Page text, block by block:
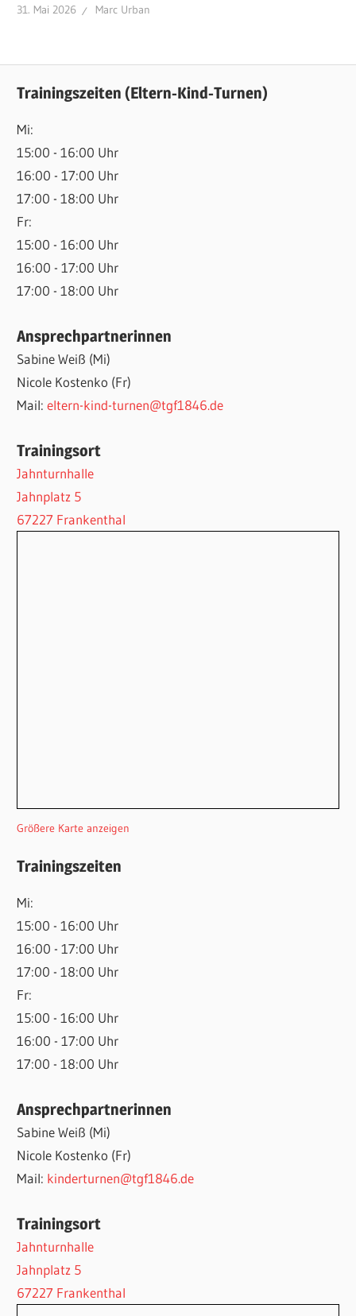
31. Mai 2026 Marc Urban
Trainingszeiten (Eltern-Kind-Turnen)
Mi:
15:00 - 16:00 Uhr
16:00 - 17:00 Uhr
17:00 - 18:00 Uhr
Fr:
15:00 - 16:00 Uhr
16:00 - 17:00 Uhr
17:00 - 18:00 Uhr
Ansprechpartnerinnen
Sabine Weiß (Mi)
Nicole Kostenko (Fr)
Mail:eltern-kind-turnen@tgf1846.de
Trainingsort
Jahnturnhalle
Jahnplatz 5
67227 Frankenthal
Größere Karte anzeigen
Trainingszeiten
Mi:
15:00 - 16:00 Uhr
16:00 - 17:00 Uhr
17:00 - 18:00 Uhr
Fr:
15:00 - 16:00 Uhr
16:00 - 17:00 Uhr
17:00 - 18:00 Uhr
Ansprechpartnerinnen
Sabine Weiß (Mi)
Nicole Kostenko (Fr)
Mail: kinderturnen@tgf1846.de
Trainingsort
Jahnturnhalle
Jahnplatz 5
67227 Frankenthal